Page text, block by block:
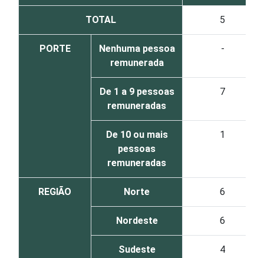
TOTAL 5
PORTE
Nenhuma pessoa
remunerada
-
De 1 a 9 pessoas
remuneradas
7
De 10 ou mais
pessoas
remuneradas
1
REGIÃO Norte 6
Nordeste 6
Sudeste 4